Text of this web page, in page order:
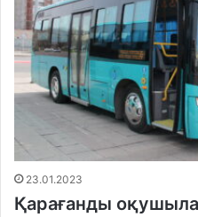
23.01.2023
Қарағанды